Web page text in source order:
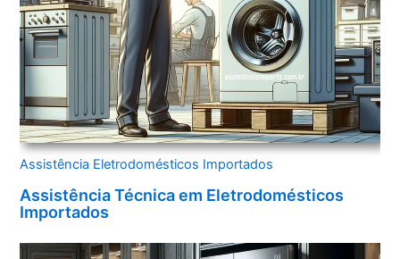
Assistência Eletrodomésticos Importados
Assistência Técnica em Eletrodomésticos
Importados